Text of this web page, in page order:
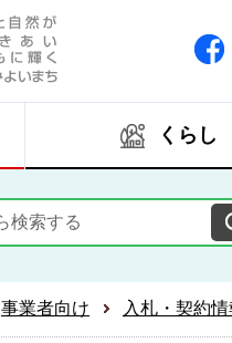
くらし
事業者向け 入札・契約